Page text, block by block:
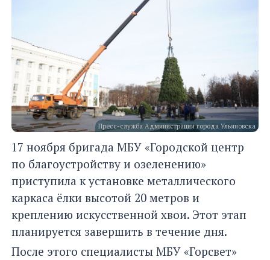
Пресс-служба Администрации города Ульяновска
17 ноября бригада МБУ «Городской центр
по благоустройству и озеленению»
приступила к установке металлического
каркаса ёлки высотой 20 метров и
креплению искусственной хвои. Этот этап
планируется завершить в течение дня.
После этого специалисты МБУ «Горсвет»